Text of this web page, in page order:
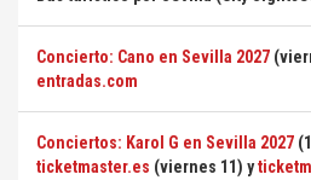
Concierto: Cano en Sevilla 2027
entradas.com
Conciertos: Karol G en Sevilla 2027
ticketmaster.es (viernes 11) y